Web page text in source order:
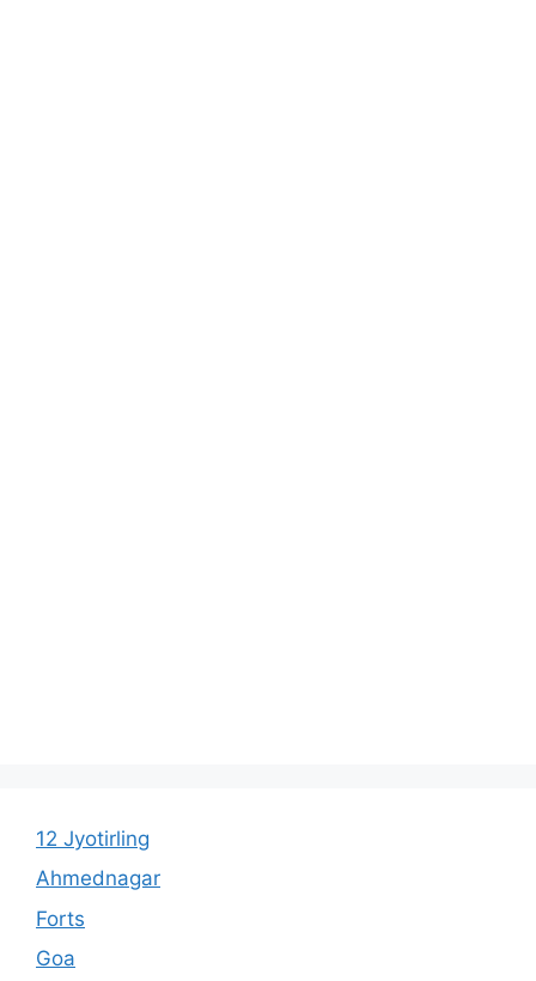
12 Jyotirling
Ahmednagar
Forts
Goa